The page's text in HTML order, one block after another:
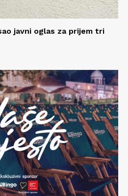
javni oglas za prijem tri